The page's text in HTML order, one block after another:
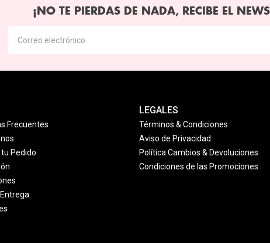
¡NO TE PIERDAS DE NADA, RECIBE EL
Frecuentes
Pedido
LEGALES
Términos & Condiciones
Aviso de Privacidad
Política Cambios & Devoluciones
Condiciones de las Promociones